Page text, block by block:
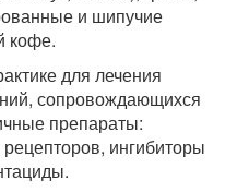
и шипучие
кофе.
для лечения
сопровождающихся
препараты:
ингибиторы